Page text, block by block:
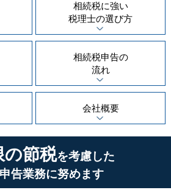
相続税に強い
税理士の選び方
相続税申告の
流れ
会社概要
の節税を考慮した
告業務に努めます